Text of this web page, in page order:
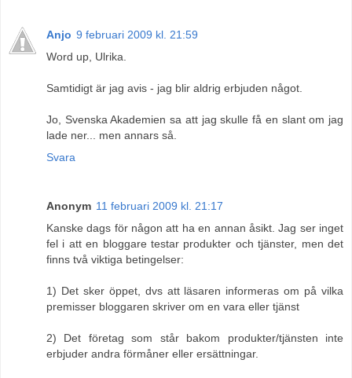
Anjo 9 februari 2009 kl. 21:59
Word up, Ulrika.
Samtidigt är jag avis - jag blir aldrig erbjuden något.
Jo, Svenska Akademien sa att jag skulle få en slant om jag
lade ner... men annars så.
Svara
Anonym 11 februari 2009 kl. 21:17
Kanske dags för någon att ha en annan åsikt. Jag ser inget
fel i att en bloggare testar produkter och tjänster, men det
finns två viktiga betingelser:
1) Det sker öppet, dvs att läsaren informeras om på vilka
premisser bloggaren skriver om en vara eller tjänst
2) Det företag som står bakom produkter/tjänsten inte
erbjuder andra förmåner eller ersättningar.